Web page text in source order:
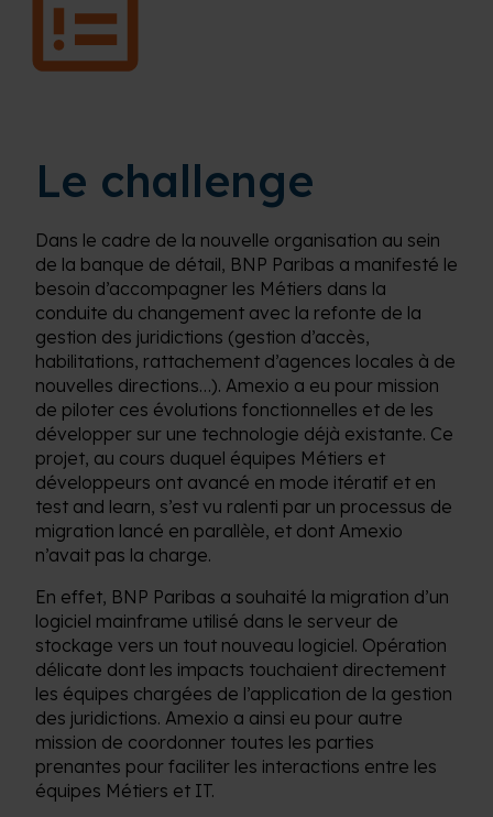
Le challenge
Dans le cadre de la nouvelle organisation au sein
de la banque de détail, BNP Paribas a manifesté le
besoin d’accompagner les Métiers dans la
conduite du changement avec la refonte de la
gestion des juridictions (gestion d’accès,
habilitations, rattachement d’agences locales à de
nouvelles directions…). Amexio a eu pour mission
de piloter ces évolutions fonctionnelles et de les
développer sur une technologie déjà existante. Ce
projet, au cours duquel équipes Métiers et
développeurs ont avancé en mode itératif et en
test and learn, s’est vu ralenti par un processus de
migration lancé en parallèle, et dont Amexio
n’avait pas la charge.
En effet, BNP Paribas a souhaité la migration d’un
logiciel mainframe utilisé dans le serveur de
stockage vers un tout nouveau logiciel. Opération
délicate dont les impacts touchaient directement
les équipes chargées de l’application de la gestion
des juridictions. Amexio a ainsi eu pour autre
mission de coordonner toutes les parties
prenantes pour faciliter les interactions entre les
équipes Métiers et IT.